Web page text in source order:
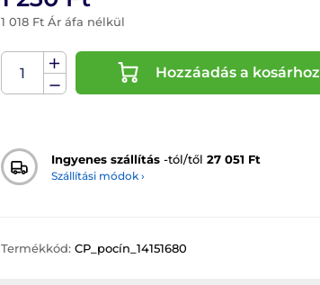
1 018 Ft Ár áfa nélkül
Hozzáadás a kosárhoz
Ingyenes szállítás -tól/től 27 051 Ft
Szállítási módok ›
Termékkód: CP_pocín_14151680